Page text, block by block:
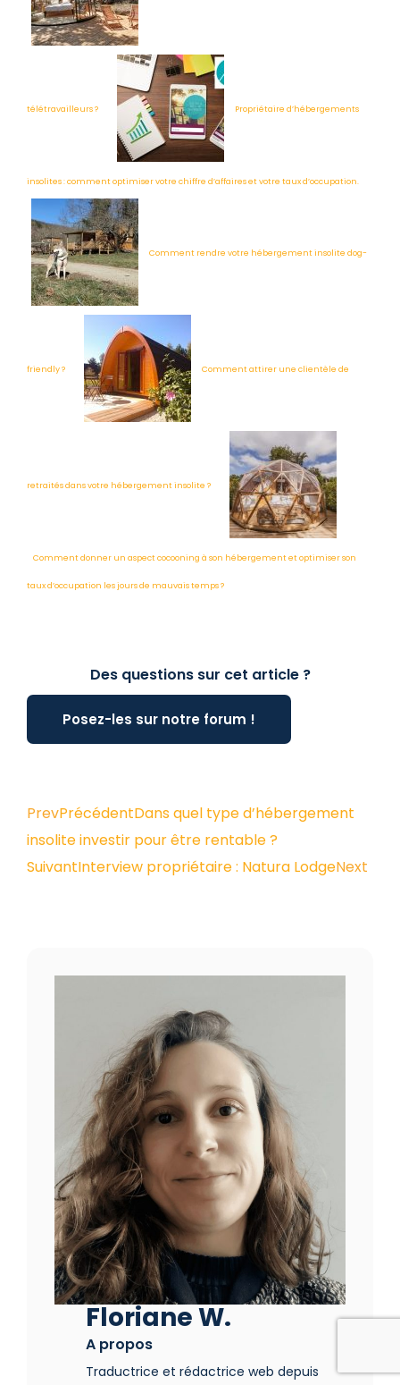
télétravailleurs ? Propriétaire d’hébergements
insolites : comment optimiser votre chiffre d’affaires et votre taux d’occupation.
Comment rendre votre hébergement insolite dog-
friendly ? Comment attirer une clientèle de
retraités dans votre hébergement insolite ?
Comment donner un aspect cocooning à son hébergement et optimiser son
taux d’occupation les jours de mauvais temps ?
Des questions sur cet article ?
Posez-les sur notre forum !
PrevPrécédentDans quel type d’hébergement
insolite investir pour être rentable ?
SuivantInterview propriétaire : Natura LodgeNext
Floriane W.
A propos
Traductrice et rédactrice web depuis